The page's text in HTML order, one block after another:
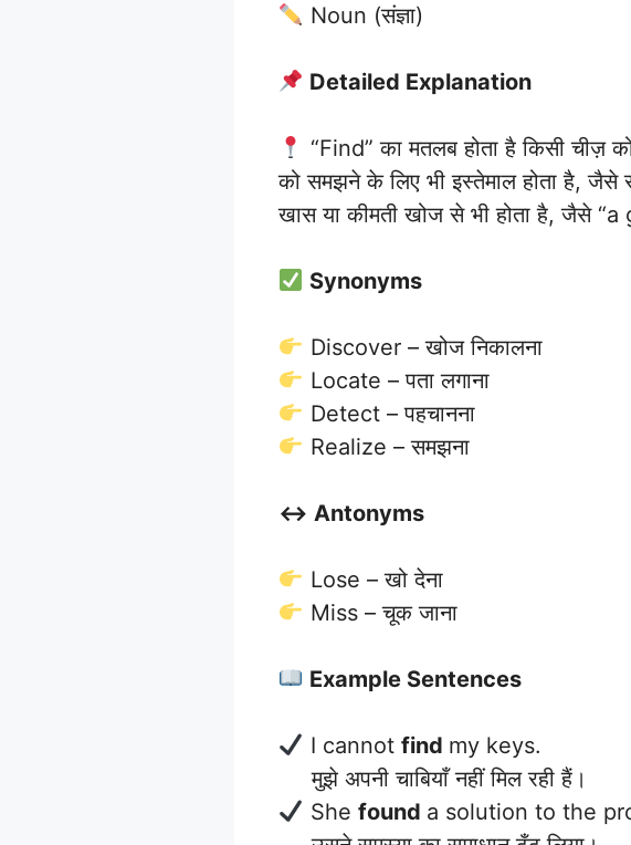
Noun (संज्ञा)
Detailed Explanation
“Find” का मतलब होता है किसी चीज़
को समझने के लिए भी इस्तेमाल होता है,
खास या कीमती खोज से भी होता है, जैसे
Synonyms
Discover – खोज निकालना
Locate – पता लगाना
Detect – पहचानना
Realize – समझना
↔️ Antonyms
Lose – खो देना
Miss – चूक जाना
Example Sentences
I cannot find my keys.
मुझे अपनी चाबियाँ नहीं मिल रही हैं।
She found a solution to the